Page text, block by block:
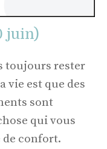
juin)
toujours rester
vie est que des
sont
qui vous
de confort.